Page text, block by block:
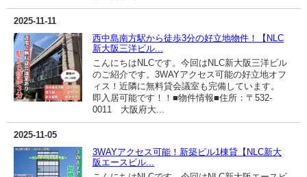
2025-11-11
西中島南方駅から徒歩3分の好立地物件！【NLC
新大阪三洋ビル...
こんにちはNLCです。今回はNLC新大阪三洋ビル
のご紹介です。3WAYアクセス可能の好立地オフ
ィス！近隣に無料貸会議室も完備しています。
即入居可能です！！■物件情報■住所：〒532-
0011 大阪府大...
2025-11-05
3WAYアクセス可能！新築ビル1棟貸【NLC新大
阪エースビル...